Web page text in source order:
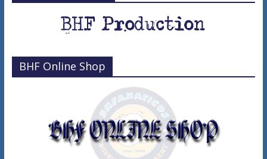
BHF Online Shop